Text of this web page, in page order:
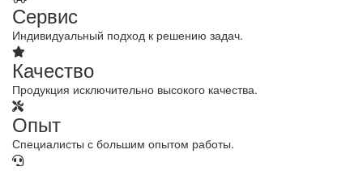
Сервис
Индивидуальный подход к решению задач.
Качество
Продукция исключительно высокого качества.
Опыт
Специалисты с большим опытом работы.